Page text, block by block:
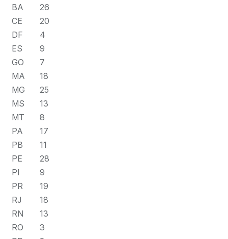
BA
26
CE
20
DF
4
ES
9
GO
7
MA
18
MG
25
MS
13
MT
8
PA
17
PB
11
PE
28
PI
9
PR
19
RJ
18
RN
13
RO
3